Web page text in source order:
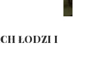
ŁODZI I